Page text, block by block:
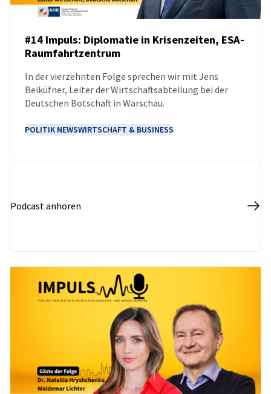
#14 Impuls: Diplomatie in Krisenzeiten, ESA-
Raumfahrtzentrum
In der vierzehnten Folge sprechen wir mit Jens
Beiküfner, Leiter der Wirtschaftsabteilung bei der
Deutschen Botschaft in Warschau.
POLITIK NEWSWIRTSCHAFT & BUSINESS
Podcast anhören